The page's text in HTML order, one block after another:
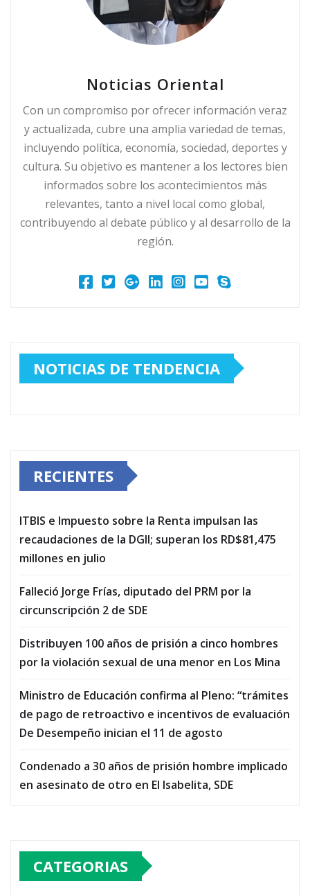
Noticias Oriental
Con un compromiso por ofrecer información veraz
y actualizada, cubre una amplia variedad de temas,
incluyendo política, economía, sociedad, deportes y
cultura. Su objetivo es mantener a los lectores bien
informados sobre los acontecimientos más
relevantes, tanto a nivel local como global,
contribuyendo al debate público y al desarrollo de la
región.
NOTICIAS DE TENDENCIA
RECIENTES
ITBIS e Impuesto sobre la Renta impulsan las
recaudaciones de la DGII; superan los RD$81,475
millones en julio
Falleció Jorge Frías, diputado del PRM por la
circunscripción 2 de SDE
Distribuyen 100 años de prisión a cinco hombres
por la violación sexual de una menor en Los Mina
Ministro de Educación confirma al Pleno: “trámites
de pago de retroactivo e incentivos de evaluación
De Desempeño inician el 11 de agosto
Condenado a 30 años de prisión hombre implicado
en asesinato de otro en El Isabelita, SDE
CATEGORIAS